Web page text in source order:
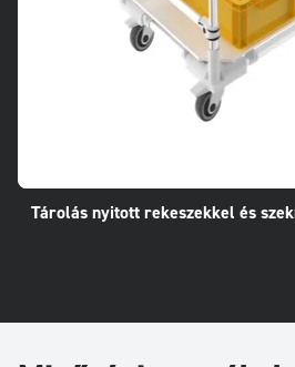
Tárolás nyitott rekeszekkel és